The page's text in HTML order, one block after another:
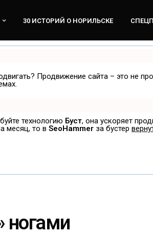
30 ИСТОРИЙ О НОРИЛЬСКЕ
Продвижение сайта – это не
технологию Буст, она ускоряет
месяц, то в SeoHammer за бустер
ногами